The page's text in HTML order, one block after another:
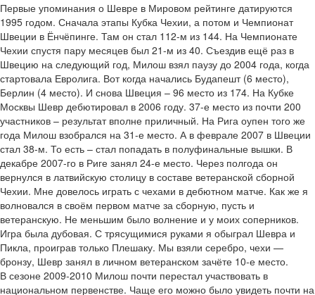
Первые упоминания о Шевре в Мировом рейтинге датируются
1995 годом. Сначала этапы Кубка Чехии, а потом и Чемпионат
Швеции в Ёнчёпинге. Там он стал 112-м из 144. На Чемпионате
Чехии спустя пару месяцев был 21-м из 40. Съездив ещё раз в
Швецию на следующий год, Милош взял паузу до 2004 года, когда
стартовала Евролига. Вот когда начались Будапешт (6 место),
Берлин (4 место). И снова Швеция – 96 место из 174. На Кубке
Москвы Шевр дебютировал в 2006 году. 37-е место из почти 200
участников – результат вполне приличный. На Рига оупен того же
года Милош взобрался на 31-е место. А в феврале 2007 в Швеции
стал 38-м. То есть – стал попадать в полуфинальные вышки. В
декабре 2007-го в Риге занял 24-е место. Через полгода он
вернулся в латвийскую столицу в составе ветеранской сборной
Чехии. Мне довелось играть с чехами в дебютном матче. Как же я
волновался в своём первом матче за сборную, пусть и
ветеранскую. Не меньшим было волнение и у моих соперников.
Игра была дубовая. С трясущимися руками я обыграл Шевра и
Пикла, проиграв только Плешаку. Мы взяли серебро, чехи —
бронзу, Шевр занял в личном ветеранском зачёте 10-е место.
В сезоне 2009-2010 Милош почти перестал участвовать в
национальном первенстве. Чаще его можно было увидеть почти на